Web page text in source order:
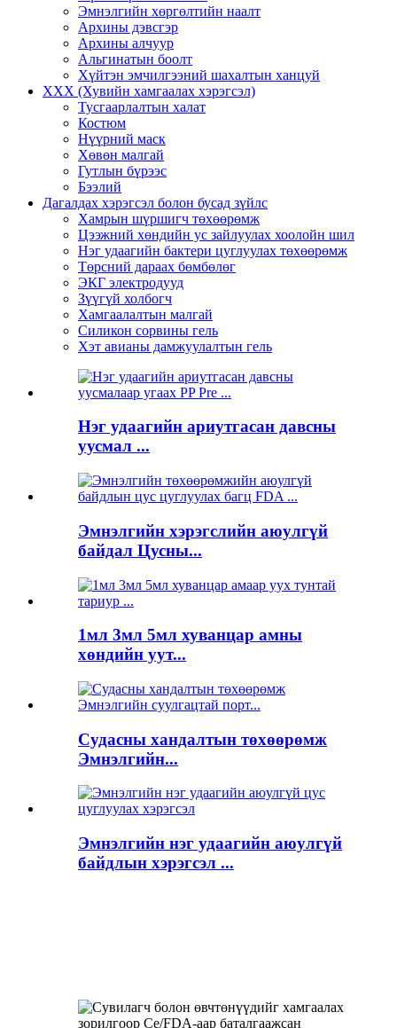
Эмнэлгийн хөргөлтийн наалт
Архины дэвсгэр
Архины алчуур
Альгинатын боолт
Хүйтэн эмчилгээний шахалтын ханцуй
ХХХ (Хувийн хамгаалах хэрэгсэл)
Тусгаарлалтын халат
Костюм
Нүүрний маск
Хөвөн малгай
Гутлын бүрээс
Бээлий
Дагалдах хэрэгсэл болон бусад зүйлс
Хамрын шүршигч төхөөрөмж
Цээжний хөндийн ус зайлуулах хоолойн шил
Нэг удаагийн бактери цуглуулах төхөөрөмж
Төрсний дараах бөмбөлөг
ЭКГ электродууд
Зүүгүй холбогч
Хамгаалалтын малгай
Силикон сорвины гель
Хэт авианы дамжуулалтын гель
Нэг удаагийн ариутгасан давсны
уусмал ...
Эмнэлгийн хэрэгслийн аюулгүй
байдал Цусны...
1мл 3мл 5мл хуванцар амны
хөндийн уут...
Судасны хандалтын төхөөрөмж
Эмнэлгийн...
Эмнэлгийн нэг удаагийн аюулгүй
байдлын хэрэгсэл ...